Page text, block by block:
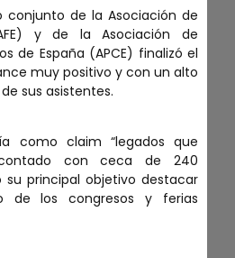
conjunto de la Asociación de
y de la Asociación de
de España (APCE) finalizó el
muy positivo y con un alto
sus asistentes.
como claim “legados que
con ceca de 240
su principal objetivo destacar
de los congresos y ferias